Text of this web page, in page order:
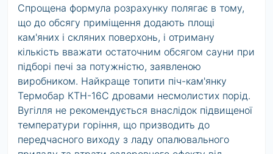
Спрощена формула розрахунку полягає в тому,
що до обсягу приміщення додають площі
кам'яних і скляних поверхонь, і отриману
кількість вважати остаточним обсягом сауни при
підборі печі за потужністю, заявленою
виробником. Найкраще топити піч-кам'янку
Термобар КТН-16С дровами несмолистих порід.
Вугілля не рекомендується внаслідок підвищеної
температури горіння, що призводить до
передчасного виходу з ладу опалювального